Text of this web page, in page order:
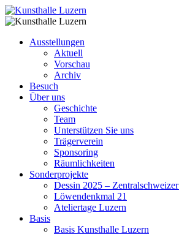
Ausstellungen
Aktuell
Vorschau
Archiv
Besuch
Über uns
Geschichte
Team
Unterstützen Sie uns
Trägerverein
Sponsoring
Räumlichkeiten
Sonderprojekte
Dessin 2025 –
Löwendenkmal 21
Ateliertage Luzern
Basis
Basis Kunsthalle Luzern